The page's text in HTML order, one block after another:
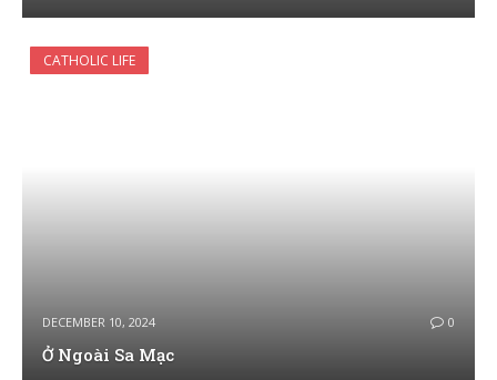
CATHOLIC LIFE
DECEMBER 10, 2024 0
Ở Ngoài Sa Mạc